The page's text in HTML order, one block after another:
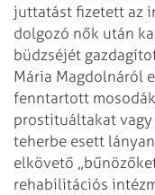
juttatást fizetett az
dolgozó nők után
büdzséjét
Mária Magdolnáról
fenntartott
prostituáltakat
teherbe esett
elkövető
rehabilitációs